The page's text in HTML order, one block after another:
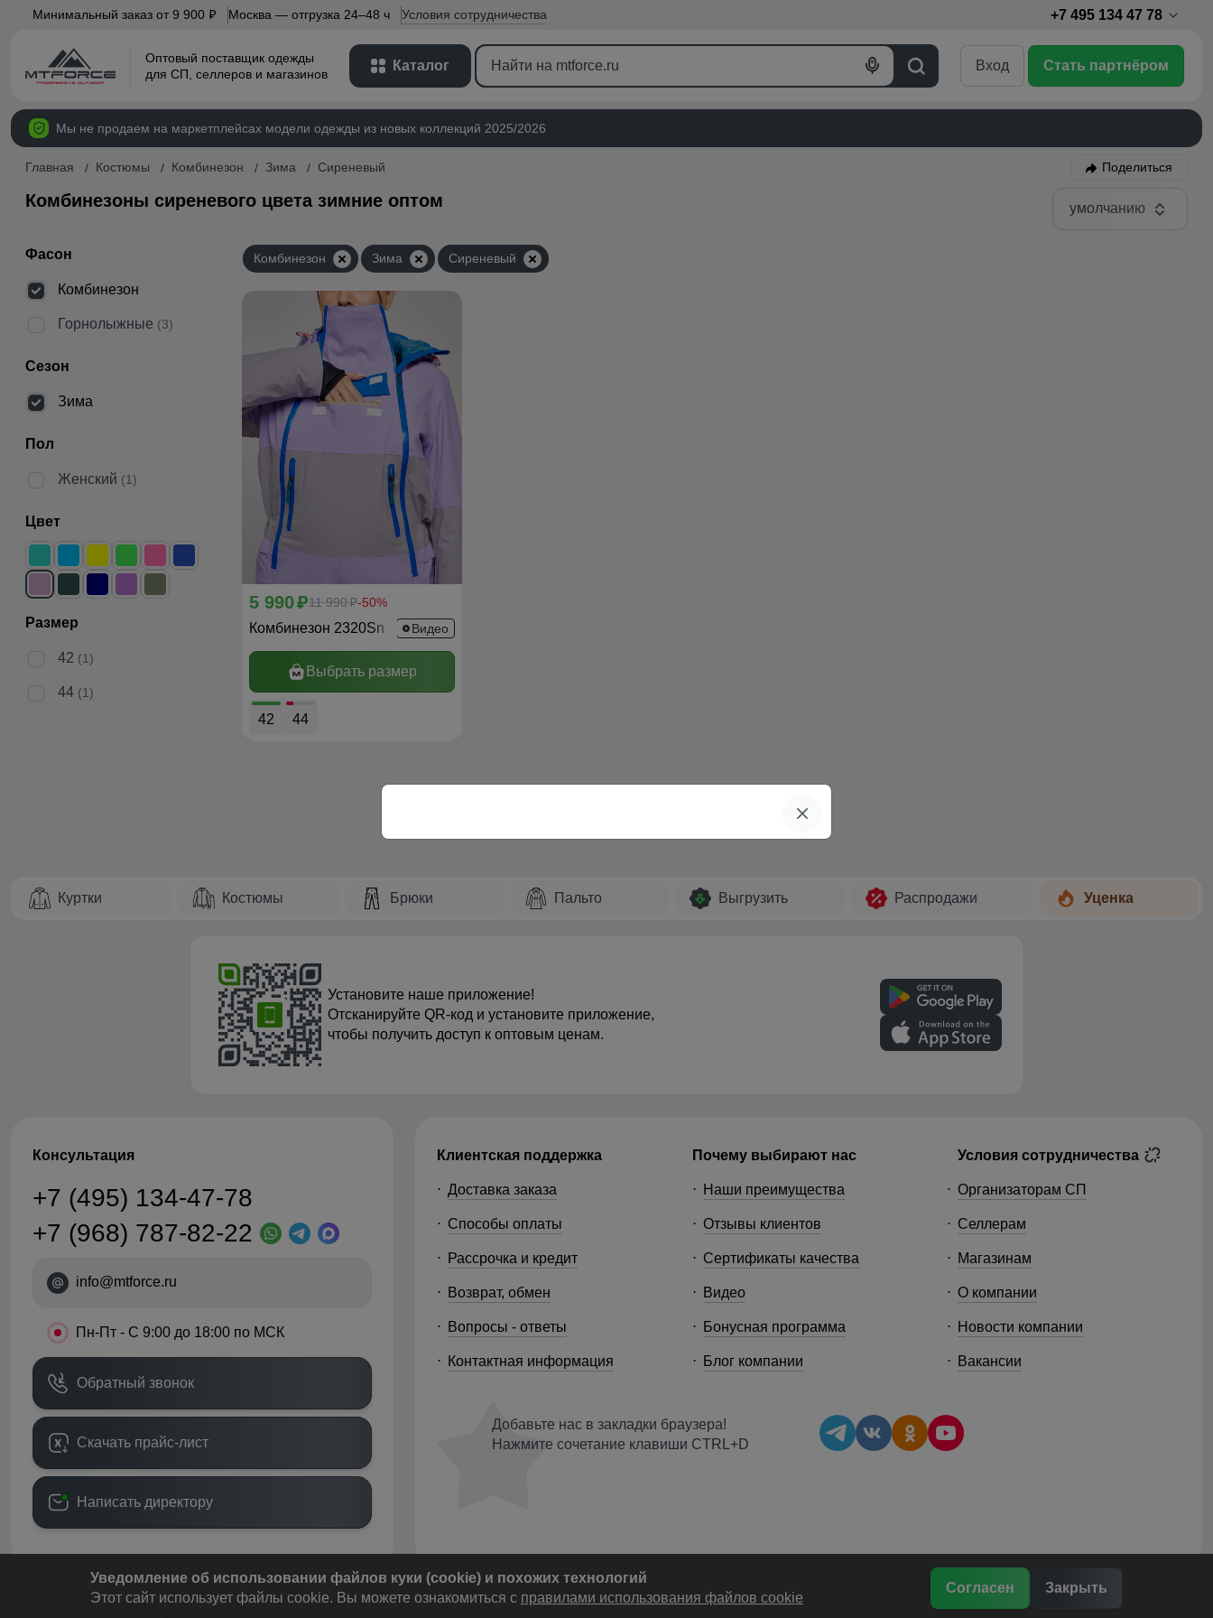
Уведомление об использовании файлов куки (cookie) и похожих технологий
Этот сайт использует файлы cookie. Вы можете ознакомиться с правилами использования файлов cookie
Согласен Закрыть
Минимальный заказ от 9 900 p Москва — отгрузка 24–48 ч Условия сотрудничества +7 495 134 47 78
Оптовый поставщик одежды
для СП, селлеров и магазинов
Каталог
Поиск
Голосовой
Вход Стать партнёром
Мы не продаем на маркетплейсах модели одежды из новых коллекций 2025/2026
Главная Костюмы Комбинезон Зима Сиреневый Поделиться
Комбинезоны сиреневого цвета зимние оптом умолчанию
Фасон
Комбинезон
Горнолыжные (3)
Сезон
Зима
Пол
Женский (1)
Цвет
Размер
42 (1)
44 (1)
Комбинезон Зима Сиреневый
5 990p11 990p-50%
Комбинезон 2320Sn Видео
Выбрать размер
42 44
Куртки Костюмы Брюки Пальто Выгрузить Распродажи Уценка
Установите наше приложение!
Отсканируйте QR-код и установите приложение,
чтобы получить доступ к оптовым ценам.
Консультация
+7 (495) 134-47-78
+7 (968) 787-82-22
info@mtforce.ru
• Пн-Пт - С 9:00 до 18:00 по МСК
Обратный звонок
Скачать прайс-лист
Написать директору
Клиентская поддержка
Доставка заказа
Способы оплаты
Рассрочка и кредит
Возврат, обмен
Вопросы - ответы
Контактная информация
Почему выбирают нас
Наши преимущества
Отзывы клиентов
Сертификаты качества
Видео
Бонусная программа
Блог компании
Условия сотрудничества
Организаторам СП
Селлерам
Магазинам
О компании
Новости компании
Вакансии
Добавьте нас в закладки браузера!
Нажмите сочетание клавиши CTRL+D
© 2014-2026 ООО «МТФОРС ПЛЮС»